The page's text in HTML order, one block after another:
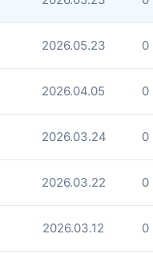
2026.05.23 0
2026.04.05 0
2026.03.24 0
2026.03.22 0
2026.03.12 0